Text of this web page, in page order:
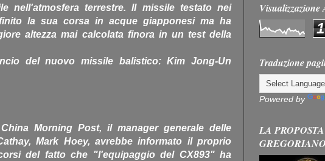
nell'atmosfera terrestre. Il missile testato nei
la sua corsa in acque giapponesi ma ha
altezza mai calcolata finora in un test della
del nuovo missile balistico: Kim Jong-Un
Morning Post, il manager generale delle
Mark Hoey, avrebbe informato il proprio
del fatto che "l'equipaggio del CX893" ha
1
Traduzione
Powered by
LA